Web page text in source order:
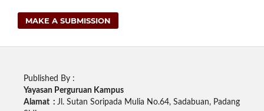
MAKE A SUBMISSION
Published By :
Yayasan Perguruan Kampus
Alamat : Jl. Sutan Soripada Mulia No.64, Sadabuan, Padang